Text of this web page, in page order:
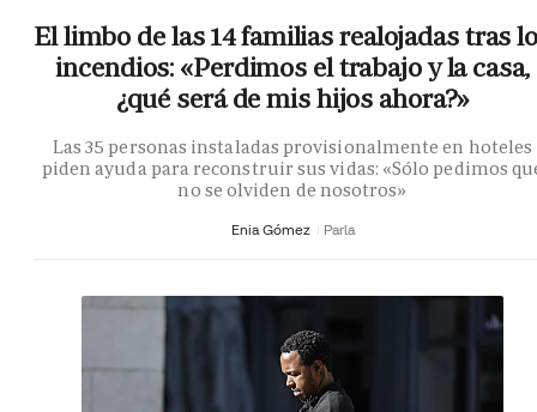
El limbo de las 14 familias realojadas tras
incendios: «Perdimos el trabajo y la casa,
¿qué será de mis hijos ahora?»
Las 35 personas instaladas provisionalmente en hoteles
piden ayuda para reconstruir sus vidas: «Sólo pedimos
no se olviden de nosotros»
Enia Gómez Parla